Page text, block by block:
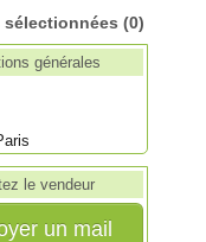
sélectionnées (0)
générales
le vendeur
un mail